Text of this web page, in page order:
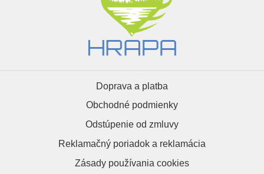
Doprava a platba
Obchodné podmienky
Odstúpenie od zmluvy
Reklamačný poriadok a reklamácia
Zásady používania cookies